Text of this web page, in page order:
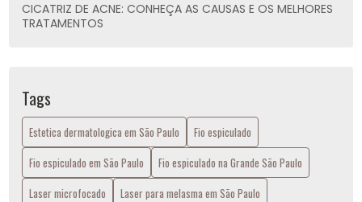
CICATRIZ DE ACNE: CONHEÇA AS CAUSAS E OS MELHORES
TRATAMENTOS
COMO É A DOR DO MICROAGULHAMENTO
COMO ELIMINAR AS RUGAS DO ROSTO?
COMO FUNCIONA O TRATAMENTO COM PROFHILO PARA
MELHORAR A APARÊNCIA DA PELE?
Tags
Estetica dermatologica em São Paulo
Fio espiculado
Fio espiculado em São Paulo
Fio espiculado na Grande São Paulo
Laser microfocado
Laser para melasma em São Paulo